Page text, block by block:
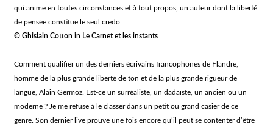
qui anime en toutes circonstances et à tout propos, un auteur dont la liberté
de pensée constitue le seul credo.
© Ghislain Cotton in Le Carnet et les instants
Comment qualifier un des derniers écrivains francophones de Flandre,
homme de la plus grande liberté de ton et de la plus grande rigueur de
langue, Alain Germoz. Est-ce un surréaliste, un dadaïste, un ancien ou un
moderne ? Je me refuse à le classer dans un petit ou grand casier de ce
genre. Son dernier live prouve une fois encore qu’il peut se contenter d’être